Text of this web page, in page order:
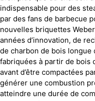
indispensable pour des
par des fans de barbecue
nouvelles briquettes
années d’innovation, de
de charbon de bois longue
fabriquées à partir de bois
avant d’être compactées
générer une combustion
atteindre une durée de